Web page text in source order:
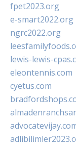
fpet2023.org
e-smart2022.org
ngrc2022.org
lewis-lewis-
eleontennis.com
cyetus.com